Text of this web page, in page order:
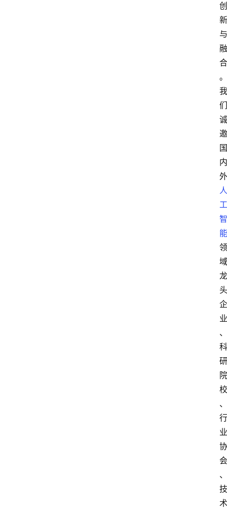
创
新
与
融
合
。
我
们
诚
邀
国
内
外
人
工
智
能
领
域
龙
头
企
业
、
科
研
院
校
、
行
业
协
会
、
技
术